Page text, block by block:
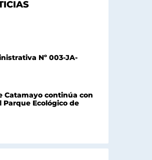
Nº 003-JA-
Catamayo continúa con
Parque Ecológico de